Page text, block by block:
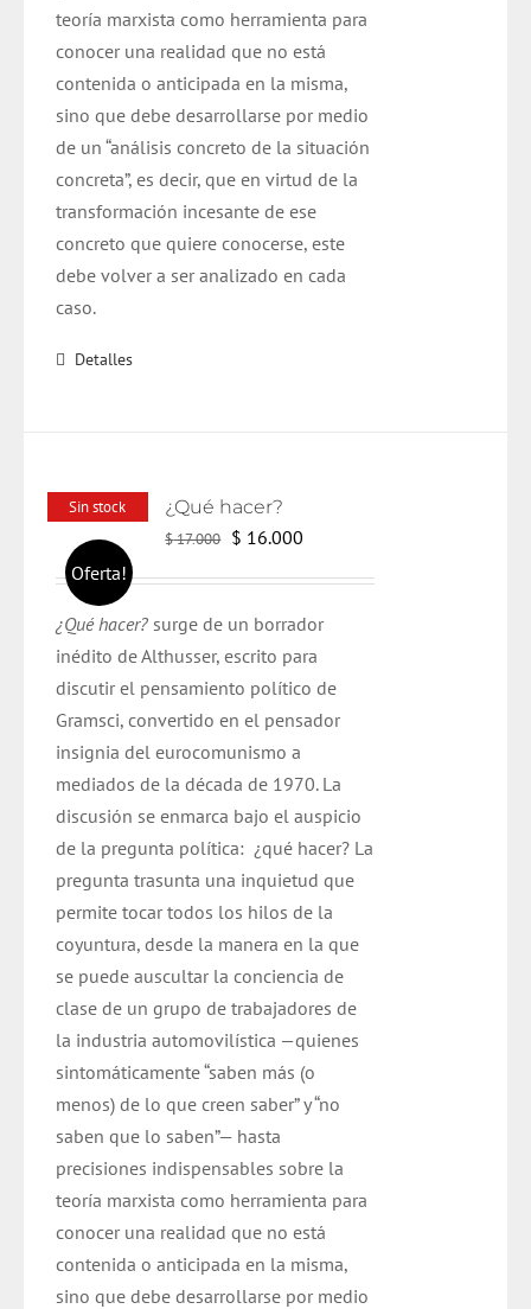
teoría marxista como herramienta para
conocer una realidad que no está
contenida o anticipada en la misma,
sino que debe desarrollarse por medio
de un “análisis concreto de la situación
concreta”, es decir, que en virtud de la
transformación incesante de ese
concreto que quiere conocerse, este
debe volver a ser analizado en cada
caso.
Detalles
Sin stock
Oferta!
¿Qué hacer?
$17.000 El
era:
$ 17.000.
$ 16.000
es:
$ 16.000.
¿Qué hacer? surge de un borrador
inédito de Althusser, escrito para
discutir el pensamiento político de
Gramsci, convertido en el pensador
insignia del eurocomunismo a
mediados de la década de 1970. La
discusión se enmarca bajo el auspicio
de la pregunta política: ¿qué hacer? La
pregunta trasunta una inquietud que
permite tocar todos los hilos de la
coyuntura, desde la manera en la que
se puede auscultar la conciencia de
clase de un grupo de trabajadores de
la industria automovilística —quienes
sintomáticamente “saben más (o
menos) de lo que creen saber” y “no
saben que lo saben”— hasta
precisiones indispensables sobre la
teoría marxista como herramienta para
conocer una realidad que no está
contenida o anticipada en la misma,
sino que debe desarrollarse por medio